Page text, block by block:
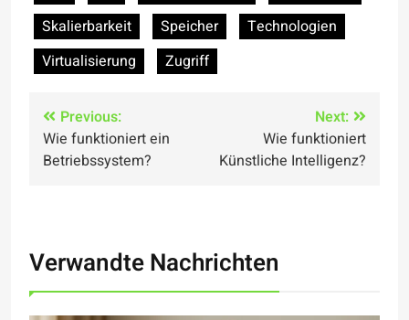
Skalierbarkeit
Speicher
Technologien
Virtualisierung
Zugriff
Post
navigation
Previous:
Wie funktioniert ein
Betriebssystem?
Next:
Wie funktioniert
Künstliche Intelligenz?
Verwandte Nachrichten